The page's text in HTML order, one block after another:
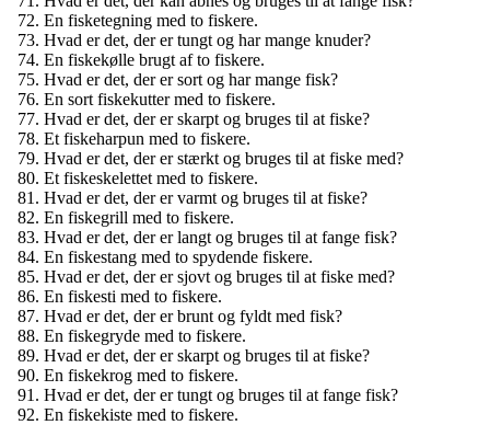
En fisketegning med to fiskere.
Hvad er det, der er tungt og har mange knuder?
En fiskekølle brugt af to fiskere.
Hvad er det, der er sort og har mange fisk?
En sort fiskekutter med to fiskere.
Hvad er det, der er skarpt og bruges til at fiske?
Et fiskeharpun med to fiskere.
Hvad er det, der er stærkt og bruges til at fiske med?
Et fiskeskelettet med to fiskere.
Hvad er det, der er varmt og bruges til at fiske?
En fiskegrill med to fiskere.
Hvad er det, der er langt og bruges til at fange fisk?
En fiskestang med to spydende fiskere.
Hvad er det, der er sjovt og bruges til at fiske med?
En fiskesti med to fiskere.
Hvad er det, der er brunt og fyldt med fisk?
En fiskegryde med to fiskere.
Hvad er det, der er skarpt og bruges til at fiske?
En fiskekrog med to fiskere.
Hvad er det, der er tungt og bruges til at fange fisk?
En fiskekiste med to fiskere.